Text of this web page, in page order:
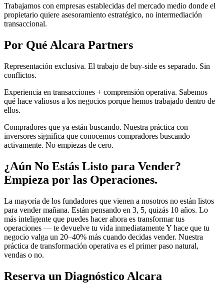
Trabajamos con empresas establecidas del mercado medio donde el
propietario quiere asesoramiento estratégico, no intermediación
transaccional.
Por Qué Alcara Partners
Representación exclusiva. El trabajo de buy-side es separado. Sin
conflictos.
Experiencia en transacciones + comprensión operativa. Sabemos
qué hace valiosos a los negocios porque hemos trabajado dentro de
ellos.
Compradores que ya están buscando. Nuestra práctica con
inversores significa que conocemos compradores buscando
activamente. No empiezas de cero.
¿Aún No Estás Listo para Vender?
Empieza por las Operaciones.
La mayoría de los fundadores que vienen a nosotros no están listos
para vender mañana. Están pensando en 3, 5, quizás 10 años. Lo
más inteligente que puedes hacer ahora es transformar tus
operaciones — te devuelve tu vida inmediatamente Y hace que tu
negocio valga un 20–40% más cuando decidas vender. Nuestra
práctica de transformación operativa es el primer paso natural,
vendas o no.
Reserva un Diagnóstico Alcara